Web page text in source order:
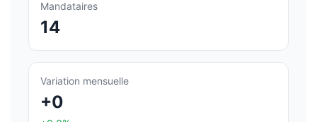
Mandataires
14
Variation mensuelle
+0